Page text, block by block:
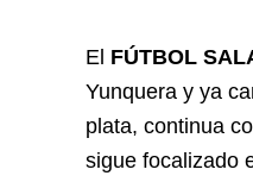
El FÚTBOL
Yunquera y ya
plata, continua
sigue focalizado